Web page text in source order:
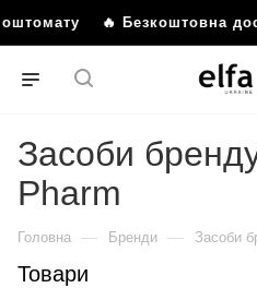
🔥 Безкоштовна
Засоби
Pharm
Головна — Бренди — Засоби
Товари